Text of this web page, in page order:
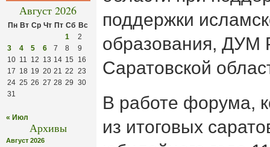
Август 2026
Пн Вт Ср Чт Пт Сб Вс
1
2
3
4 5 6 7 8
9
10 11 12 13 14 15
16
17 18 19 20 21 22 23
24 25 26 27 28 29 30
31
« Июл
Архивы
Август 2026
поддержки
образования, ДУМ
Саратовской
В работе форума,
из итоговых